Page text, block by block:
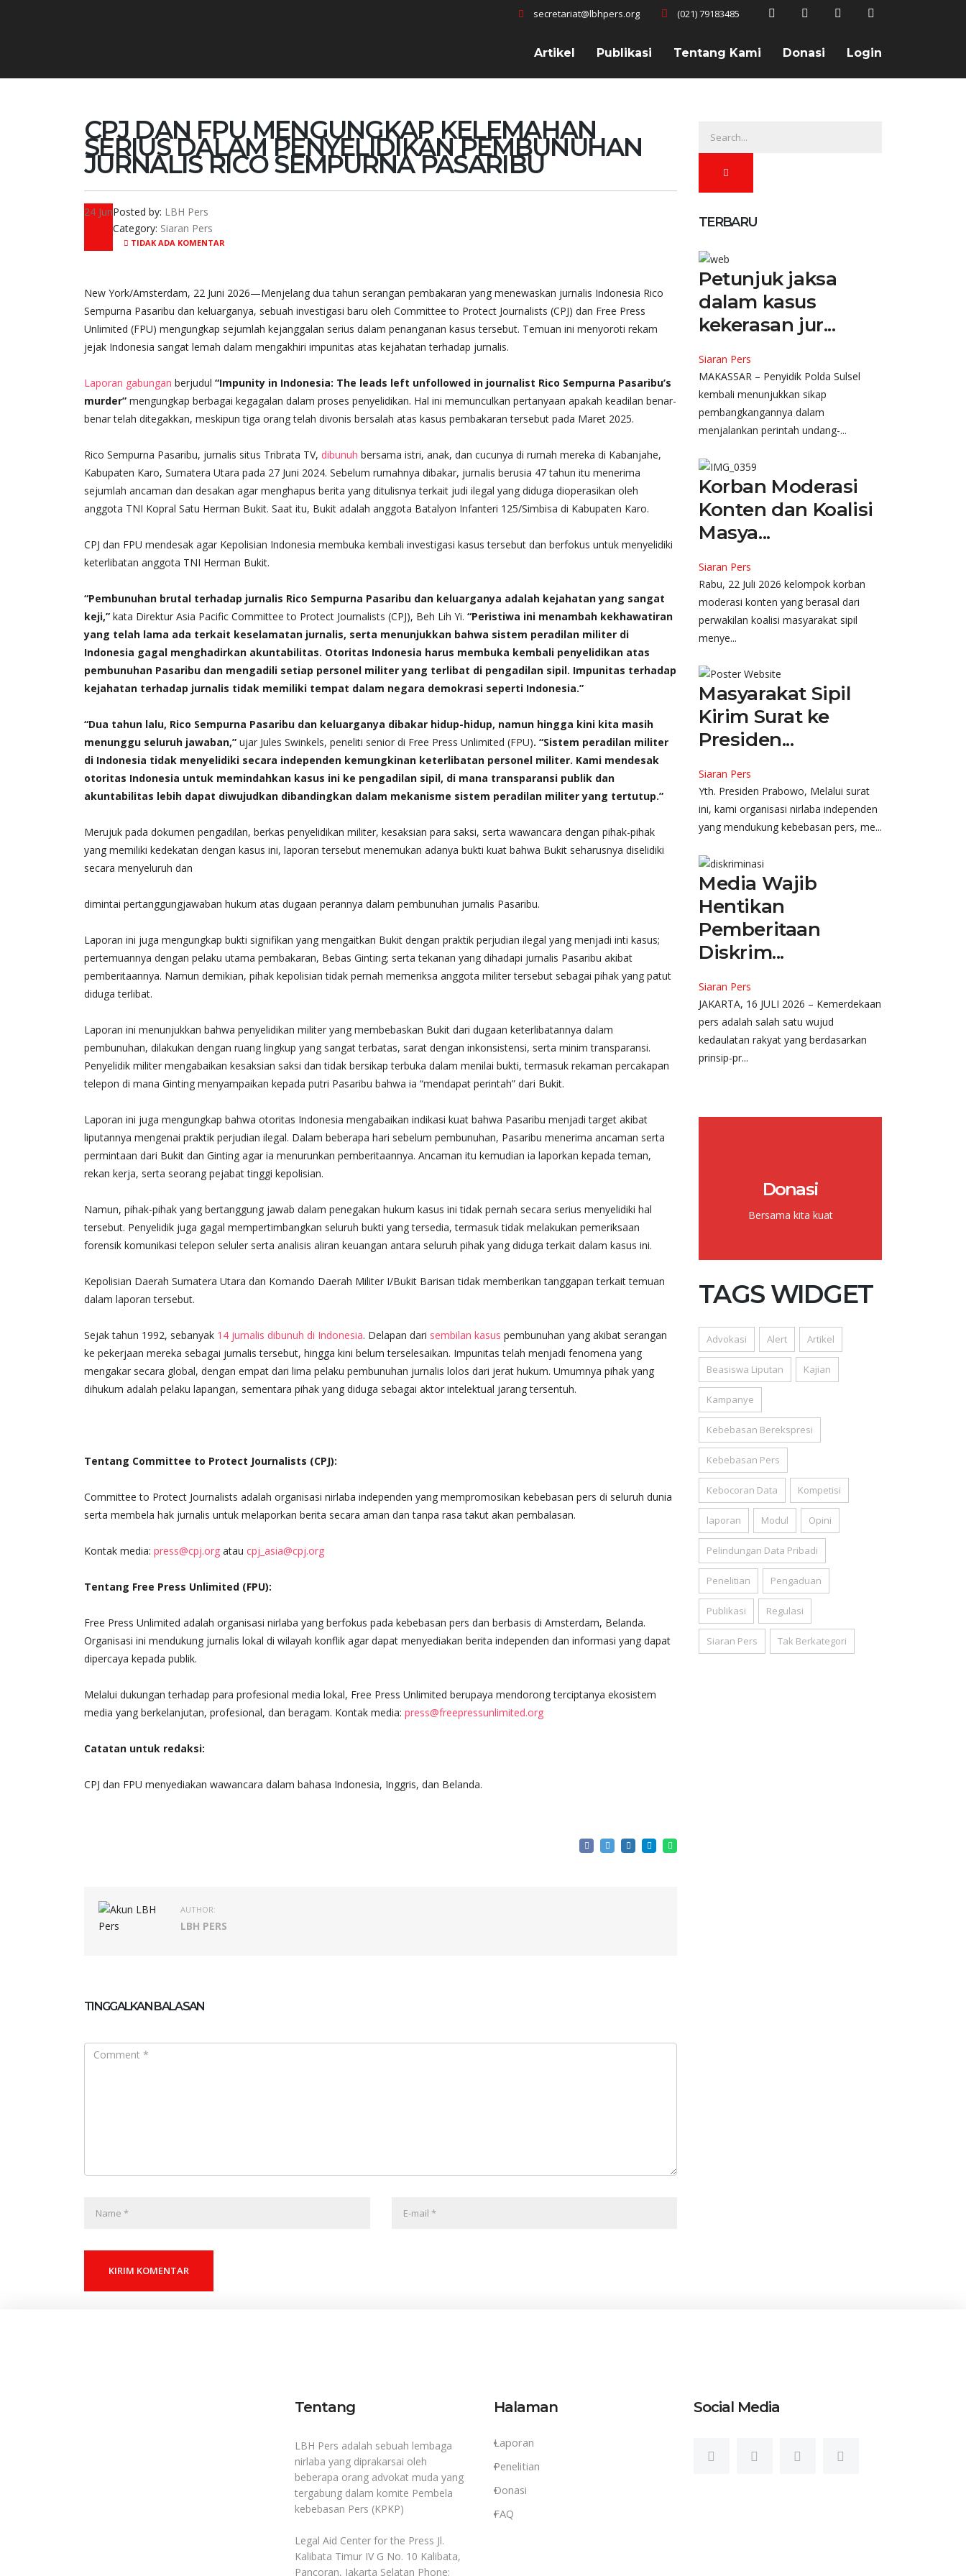
secretariat@lbhpers.org (021) 79183485
Artikel Publikasi Tentang Kami Donasi Login
CPJ DAN FPU MENGUNGKAP KELEMAHAN
SERIUS DALAM PENYELIDIKAN PEMBUNUHAN
JURNALIS RICO SEMPURNA PASARIBU
24 JunPosted by: LBH Pers
Category: Siaran Pers
TIDAK ADA KOMENTAR
New York/Amsterdam, 22 Juni 2026—Menjelang dua tahun serangan pembakaran yang menewaskan jurnalis Indonesia Rico
Sempurna Pasaribu dan keluarganya, sebuah investigasi baru oleh Committee to Protect Journalists (CPJ) dan Free Press
Unlimited (FPU) mengungkap sejumlah kejanggalan serius dalam penanganan kasus tersebut. Temuan ini menyoroti rekam
jejak Indonesia sangat lemah dalam mengakhiri impunitas atas kejahatan terhadap jurnalis.
Laporan gabungan berjudul “Impunity in Indonesia: The leads left unfollowed in journalist Rico Sempurna Pasaribu’s
murder” mengungkap berbagai kegagalan dalam proses penyelidikan. Hal ini memunculkan pertanyaan apakah keadilan benar-
benar telah ditegakkan, meskipun tiga orang telah divonis bersalah atas kasus pembakaran tersebut pada Maret 2025.
Rico Sempurna Pasaribu, jurnalis situs Tribrata TV, dibunuh bersama istri, anak, dan cucunya di rumah mereka di Kabanjahe,
Kabupaten Karo, Sumatera Utara pada 27 Juni 2024. Sebelum rumahnya dibakar, jurnalis berusia 47 tahun itu menerima
sejumlah ancaman dan desakan agar menghapus berita yang ditulisnya terkait judi ilegal yang diduga dioperasikan oleh
anggota TNI Kopral Satu Herman Bukit. Saat itu, Bukit adalah anggota Batalyon Infanteri 125/Simbisa di Kabupaten Karo.
CPJ dan FPU mendesak agar Kepolisian Indonesia membuka kembali investigasi kasus tersebut dan berfokus untuk menyelidiki
keterlibatan anggota TNI Herman Bukit.
“Pembunuhan brutal terhadap jurnalis Rico Sempurna Pasaribu dan keluarganya adalah kejahatan yang sangat
keji,” kata Direktur Asia Pacific Committee to Protect Journalists (CPJ), Beh Lih Yi. “Peristiwa ini menambah kekhawatiran
yang telah lama ada terkait keselamatan jurnalis, serta menunjukkan bahwa sistem peradilan militer di
Indonesia gagal menghadirkan akuntabilitas. Otoritas Indonesia harus membuka kembali penyelidikan atas
pembunuhan Pasaribu dan mengadili setiap personel militer yang terlibat di pengadilan sipil. Impunitas terhadap
kejahatan terhadap jurnalis tidak memiliki tempat dalam negara demokrasi seperti Indonesia.”
“Dua tahun lalu, Rico Sempurna Pasaribu dan keluarganya dibakar hidup-hidup, namun hingga kini kita masih
menunggu seluruh jawaban,” ujar Jules Swinkels, peneliti senior di Free Press Unlimited (FPU). “Sistem peradilan militer
di Indonesia tidak menyelidiki secara independen kemungkinan keterlibatan personel militer. Kami mendesak
otoritas Indonesia untuk memindahkan kasus ini ke pengadilan sipil, di mana transparansi publik dan
akuntabilitas lebih dapat diwujudkan dibandingkan dalam mekanisme sistem peradilan militer yang tertutup.”
Merujuk pada dokumen pengadilan, berkas penyelidikan militer, kesaksian para saksi, serta wawancara dengan pihak-pihak
yang memiliki kedekatan dengan kasus ini, laporan tersebut menemukan adanya bukti kuat bahwa Bukit seharusnya diselidiki
secara menyeluruh dan
dimintai pertanggungjawaban hukum atas dugaan perannya dalam pembunuhan jurnalis Pasaribu.
Laporan ini juga mengungkap bukti signifikan yang mengaitkan Bukit dengan praktik perjudian ilegal yang menjadi inti kasus;
pertemuannya dengan pelaku utama pembakaran, Bebas Ginting; serta tekanan yang dihadapi jurnalis Pasaribu akibat
pemberitaannya. Namun demikian, pihak kepolisian tidak pernah memeriksa anggota militer tersebut sebagai pihak yang patut
diduga terlibat.
Laporan ini menunjukkan bahwa penyelidikan militer yang membebaskan Bukit dari dugaan keterlibatannya dalam
pembunuhan, dilakukan dengan ruang lingkup yang sangat terbatas, sarat dengan inkonsistensi, serta minim transparansi.
Penyelidik militer mengabaikan kesaksian saksi dan tidak bersikap terbuka dalam menilai bukti, termasuk rekaman percakapan
telepon di mana Ginting menyampaikan kepada putri Pasaribu bahwa ia “mendapat perintah” dari Bukit.
Laporan ini juga mengungkap bahwa otoritas Indonesia mengabaikan indikasi kuat bahwa Pasaribu menjadi target akibat
liputannya mengenai praktik perjudian ilegal. Dalam beberapa hari sebelum pembunuhan, Pasaribu menerima ancaman serta
permintaan dari Bukit dan Ginting agar ia menurunkan pemberitaannya. Ancaman itu kemudian ia laporkan kepada teman,
rekan kerja, serta seorang pejabat tinggi kepolisian.
Namun, pihak-pihak yang bertanggung jawab dalam penegakan hukum kasus ini tidak pernah secara serius menyelidiki hal
tersebut. Penyelidik juga gagal mempertimbangkan seluruh bukti yang tersedia, termasuk tidak melakukan pemeriksaan
forensik komunikasi telepon seluler serta analisis aliran keuangan antara seluruh pihak yang diduga terkait dalam kasus ini.
Kepolisian Daerah Sumatera Utara dan Komando Daerah Militer I/Bukit Barisan tidak memberikan tanggapan terkait temuan
dalam laporan tersebut.
Sejak tahun 1992, sebanyak 14 jurnalis dibunuh di Indonesia. Delapan dari sembilan kasus pembunuhan yang akibat serangan
ke pekerjaan mereka sebagai jurnalis tersebut, hingga kini belum terselesaikan. Impunitas telah menjadi fenomena yang
mengakar secara global, dengan empat dari lima pelaku pembunuhan jurnalis lolos dari jerat hukum. Umumnya pihak yang
dihukum adalah pelaku lapangan, sementara pihak yang diduga sebagai aktor intelektual jarang tersentuh.
Tentang Committee to Protect Journalists (CPJ):
Committee to Protect Journalists adalah organisasi nirlaba independen yang mempromosikan kebebasan pers di seluruh dunia
serta membela hak jurnalis untuk melaporkan berita secara aman dan tanpa rasa takut akan pembalasan.
Kontak media: press@cpj.org atau cpj_asia@cpj.org
Tentang Free Press Unlimited (FPU):
Free Press Unlimited adalah organisasi nirlaba yang berfokus pada kebebasan pers dan berbasis di Amsterdam, Belanda.
Organisasi ini mendukung jurnalis lokal di wilayah konflik agar dapat menyediakan berita independen dan informasi yang dapat
dipercaya kepada publik.
Melalui dukungan terhadap para profesional media lokal, Free Press Unlimited berupaya mendorong terciptanya ekosistem
media yang berkelanjutan, profesional, dan beragam. Kontak media: press@freepressunlimited.org
Catatan untuk redaksi:
CPJ dan FPU menyediakan wawancara dalam bahasa Indonesia, Inggris, dan Belanda.
AUTHOR:
LBH PERS
TINGGALKAN BALASAN
KIRIM KOMENTAR
TERBARU
Petunjuk jaksa
dalam kasus
kekerasan jur...
Siaran Pers
MAKASSAR – Penyidik Polda Sulsel
kembali menunjukkan sikap
pembangkangannya dalam
menjalankan perintah undang-...
Korban Moderasi
Konten dan Koalisi
Masya...
Siaran Pers
Rabu, 22 Juli 2026 kelompok korban
moderasi konten yang berasal dari
perwakilan koalisi masyarakat sipil
menye...
Masyarakat Sipil
Kirim Surat ke
Presiden...
Siaran Pers
Yth. Presiden Prabowo, Melalui surat
ini, kami organisasi nirlaba independen
yang mendukung kebebasan pers, me...
Media Wajib
Hentikan
Pemberitaan
Diskrim...
Siaran Pers
JAKARTA, 16 JULI 2026 – Kemerdekaan
pers adalah salah satu wujud
kedaulatan rakyat yang berdasarkan
prinsip-pr...
Donasi
Bersama kita kuat
TAGS WIDGET
Advokasi Alert Artikel
Beasiswa Liputan Kajian
Kampanye
Kebebasan Berekspresi
Kebebasan Pers
Kebocoran Data Kompetisi
laporan Modul Opini
Pelindungan Data Pribadi
Penelitian Pengaduan
Publikasi Regulasi
Siaran Pers Tak Berkategori
Tentang
LBH Pers adalah sebuah lembaga
nirlaba yang diprakarsai oleh
beberapa orang advokat muda yang
tergabung dalam komite Pembela
kebebasan Pers (KPKP)
Legal Aid Center for the Press Jl.
Kalibata Timur IV G No. 10 Kalibata,
Pancoran, Jakarta Selatan Phone:
Halaman
Laporan
Penelitian
Donasi
FAQ
Social Media